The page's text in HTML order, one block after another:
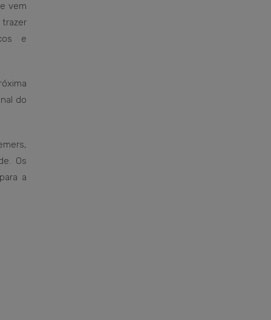
vem
e
do
Os
a